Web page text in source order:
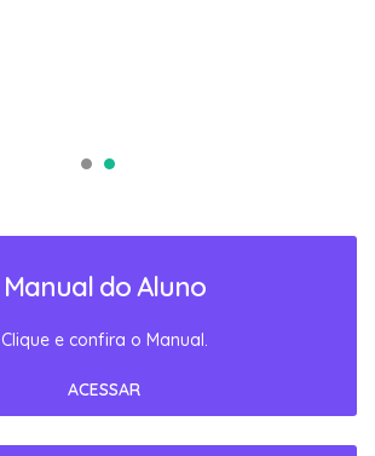
Manual do Aluno
Clique e confira o Manual.
ACESSAR